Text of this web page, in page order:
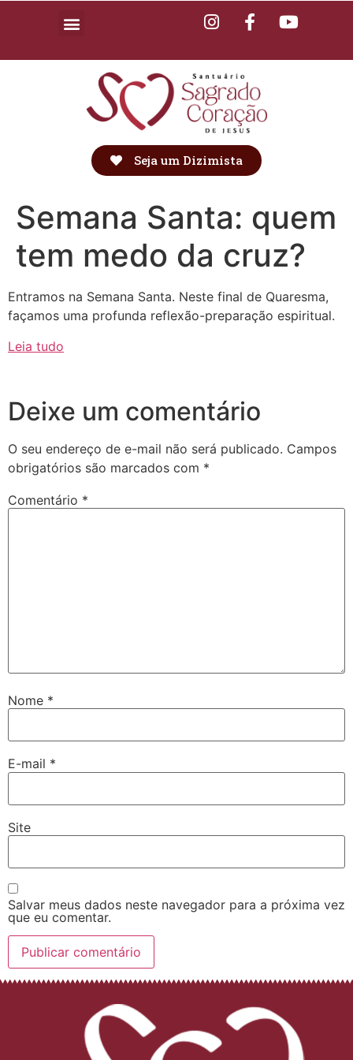
Seja um Dizimista
Semana Santa: quem
tem medo da cruz?
Entramos na Semana Santa. Neste final de Quaresma,
façamos uma profunda reflexão-preparação espiritual.
Leia tudo
Deixe um comentário
O seu endereço de e-mail não será publicado. Campos
obrigatórios são marcados com *
Comentário *
Nome *
E-mail *
Site
Salvar meus dados neste navegador para a próxima vez
que eu comentar.